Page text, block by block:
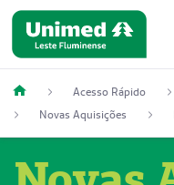
Acesso Rápido
Novas Aquisições